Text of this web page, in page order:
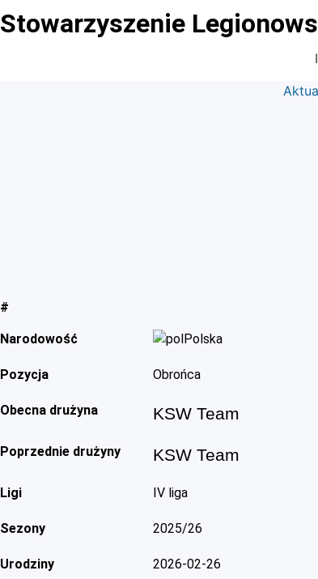
Stowarzyszenie
#
Narodowość Polska
Pozycja Obrońca
Obecna drużyna KSW Team
Poprzednie drużyny KSW Team
Ligi IV liga
Sezony 2025/26
Urodziny 2026-02-26